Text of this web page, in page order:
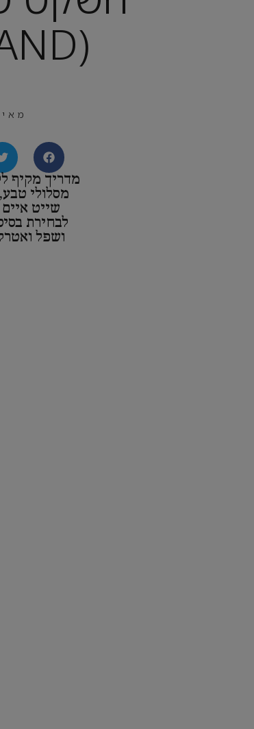
(THAILAND)
מאי 22, 2026
מדריך מקיף
מסלולי
שייט
לבחירת
ושפל